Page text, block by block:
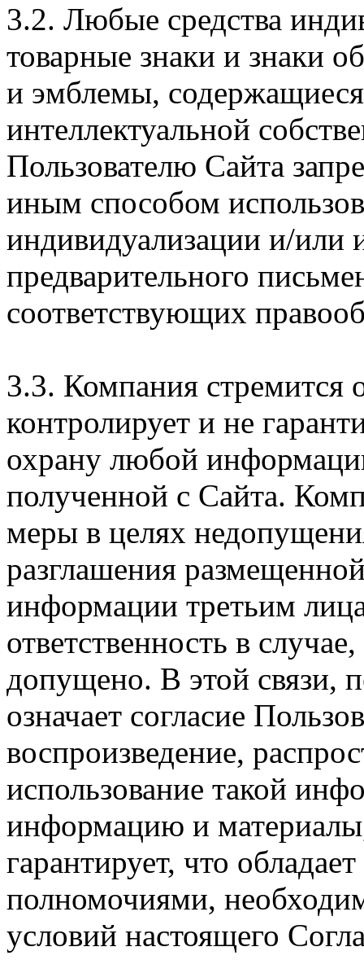
3.2. Любые средства
товарные знаки и знаки
и эмблемы,
интеллектуальной
Пользователю Сайта
иным способом
индивидуализации и/или
предварительного
соответствующих
3.3. Компания стремится
контролирует и не
охрану любой
полученной с Сайта.
меры в целях
разглашения
информации третьим
ответственность в
допущено. В этой связи,
означает согласие
воспроизведение,
использование такой
информацию и
гарантирует, что
полномочиями,
условий настоящего